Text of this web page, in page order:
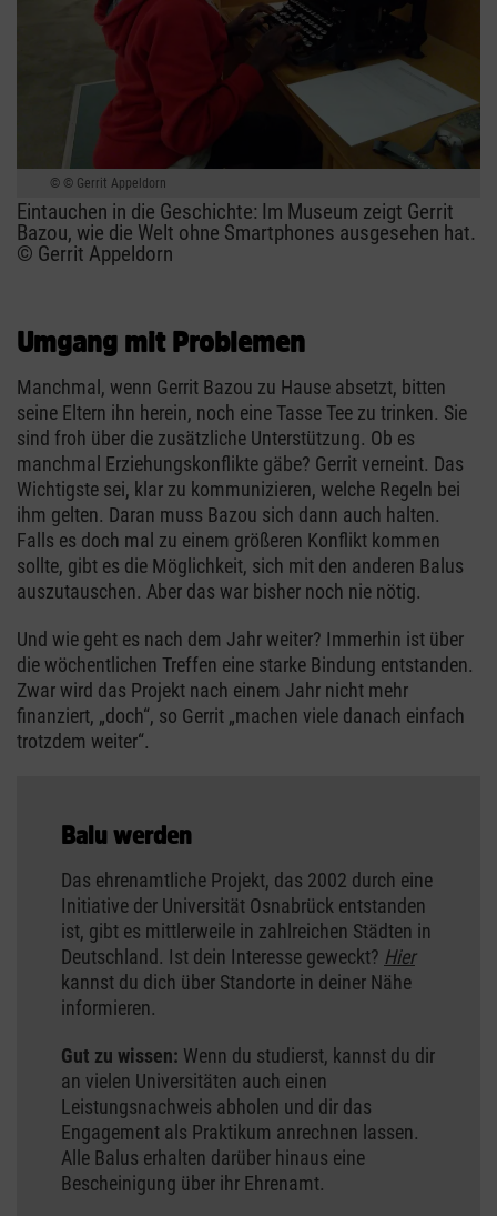
© Gerrit Appeldorn
Eintauchen in die Geschichte: Im Museum zeigt Gerrit
Bazou, wie die Welt ohne Smartphones ausgesehen hat.
© Gerrit Appeldorn
Umgang mit Problemen
Manchmal, wenn Gerrit Bazou zu Hause absetzt, bitten
seine Eltern ihn herein, noch eine Tasse Tee zu trinken. Sie
sind froh über die zusätzliche Unterstützung. Ob es
manchmal Erziehungskonflikte gäbe? Gerrit verneint. Das
Wichtigste sei, klar zu kommunizieren, welche Regeln bei
ihm gelten. Daran muss Bazou sich dann auch halten.
Falls es doch mal zu einem größeren Konflikt kommen
sollte, gibt es die Möglichkeit, sich mit den anderen Balus
auszutauschen. Aber das war bisher noch nie nötig.
Und wie geht es nach dem Jahr weiter? Immerhin ist über
die wöchentlichen Treffen eine starke Bindung entstanden.
Zwar wird das Projekt nach einem Jahr nicht mehr
finanziert, „doch“, so Gerrit „machen viele danach einfach
trotzdem weiter“.
Balu werden
Das ehrenamtliche Projekt, das 2002 durch eine
Initiative der Universität Osnabrück entstanden
ist, gibt es mittlerweile in zahlreichen Städten in
Deutschland. Ist dein Interesse geweckt? Hier
kannst du dich über Standorte in deiner Nähe
informieren.
Gut zu wissen: Wenn du studierst, kannst du dir
an vielen Universitäten auch einen
Leistungsnachweis abholen und dir das
Engagement als Praktikum anrechnen lassen.
Alle Balus erhalten darüber hinaus eine
Bescheinigung über ihr Ehrenamt.